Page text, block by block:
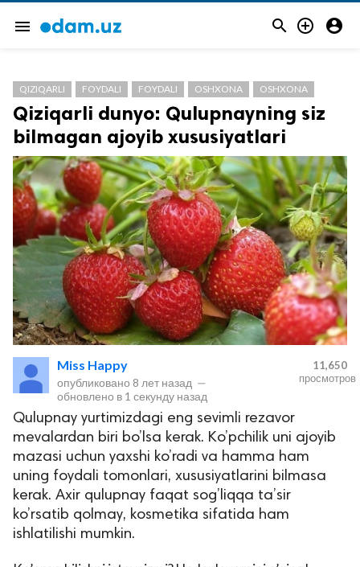
menu   
QIZIQARLI FOYDALI FOYDALI OSHXONA OSHXONA
Qiziqarli dunyo: Qulupnayning siz
bilmagan ajoyib xususiyatlari
Miss Happy
опубликовано 8 лет назад —
обновлено в 1 секунду назад
11,650
просмотров
Qulupnay yurtimizdagi eng sevimli rezavor
mevalardan biri bo’lsa kerak. Ko’pchilik uni ajoyib
mazasi uchun yaxshi ko’radi va hamma ham
uning foydali tomonlari, xususiyatlarini bilmasa
kerak. Axir qulupnay faqat sog’liqqa ta’sir
ko’rsatib qolmay, kosmetika sifatida ham
ishlatilishi mumkin.